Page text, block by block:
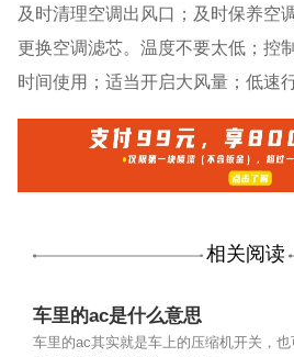
及时清理空调出风口；及时保养空
更换空调滤芯。温度不要太低；控
时间使用；适当开启大风量；低速
相关阅读
车里的ac是什么意思
车里的ac其实就是车上的压缩机开关，也